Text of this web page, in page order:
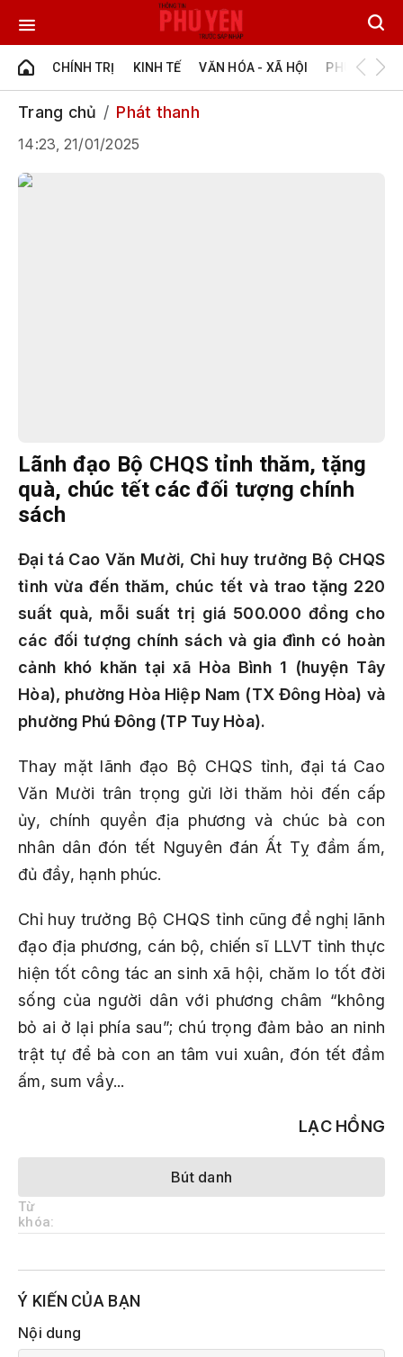
CHÍNH TRỊ KINH TẾ VĂN HÓA - XÃ HỘI PHÚ YÊN -
Trang chủ Phát thanh
14:23, 21/01/2025
Lãnh đạo Bộ CHQS tỉnh thăm, tặng
quà, chúc tết các đối tượng chính
sách
Đại tá Cao Văn Mười, Chỉ huy trưởng Bộ CHQS
tỉnh vừa đến thăm, chúc tết và trao tặng 220
suất quà, mỗi suất trị giá 500.000 đồng cho
các đối tượng chính sách và gia đình có hoàn
cảnh khó khăn tại xã Hòa Bình 1 (huyện Tây
Hòa), phường Hòa Hiệp Nam (TX Đông Hòa) và
phường Phú Đông (TP Tuy Hòa).
Thay mặt lãnh đạo Bộ CHQS tỉnh, đại tá Cao
Văn Mười trân trọng gửi lời thăm hỏi đến cấp
ủy, chính quyền địa phương và chúc bà con
nhân dân đón tết Nguyên đán Ất Tỵ đầm ấm,
đủ đầy, hạnh phúc.
Chỉ huy trưởng Bộ CHQS tỉnh cũng đề nghị lãnh
đạo địa phương, cán bộ, chiến sĩ LLVT tỉnh thực
hiện tốt công tác an sinh xã hội, chăm lo tốt đời
sống của người dân với phương châm “không
bỏ ai ở lại phía sau”; chú trọng đảm bảo an ninh
trật tự để bà con an tâm vui xuân, đón tết đầm
ấm, sum vầy...
LẠC HỒNG
Bút danh
Từ
khóa:
Ý KIẾN CỦA BẠN
Nội dung